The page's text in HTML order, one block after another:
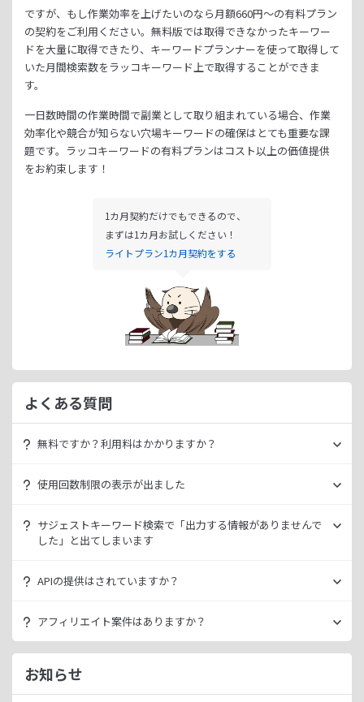
ですが、もし作業効率を上げたいのなら月額660円～の有料プラン
の契約をご利用ください。 無料版では取得できなかったキーワー
ドを大量に取得できたり、 キーワードプランナーを使って取得して
いた月間検索数をラッコキーワード上で取得することができま
す。
一日数時間の作業時間で副業として取り組まれている場合、 作業
効率化や競合が知らない穴場キーワードの確保はとても重要な課
題です。 ラッコキーワードの有料プランはコスト以上の価値提供
をお約束します！
1カ月契約だけでもできるので、
まずは1カ月お試しください！
ライトプラン1カ月契約をする
よくある質問
無料ですか？利用料はかかりますか？
いきなり課金されるようなことはございませんので、安心し
ただ、有料プランを利用することでよりニッチなキーワード
上させることができます。
使用回数制限の表示が出ました
ラッコID（メールアドレスのみ30秒登録）にご登録いただく
ことで制限が緩和されます。（※制限リセットは0時）
ご登録済みで制限に到達された場合は、有料プランのご利用
サジェストキーワード検索で「出力する情報がありませんで
した」と出てしまいます
ッコキーワードでも出力することができません。
サジェスト情報を出さない仕様になっております。
今後はサジェスト以外のキーワード取得手段も有料プランに
て提供してまいりますので、そちらにて対応できる見通しで
ございます。
APIの提供はされていますか？
詳細は ラッコキーワードAPIドキュメント
い。
アフィリエイト案件はありますか？
ラッコIDアフィリエイトにて、「ラッコキーワード」のアフ
ィリエイト案件をお取り扱いいたしております。
無料のユーザー登録、利用開始（初回ログイン）と有料プラ
お知らせ